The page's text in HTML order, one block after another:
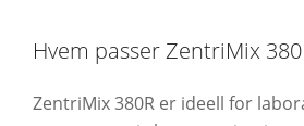
Hvem passer ZentriMix
ZentriMix 380R er ideell for